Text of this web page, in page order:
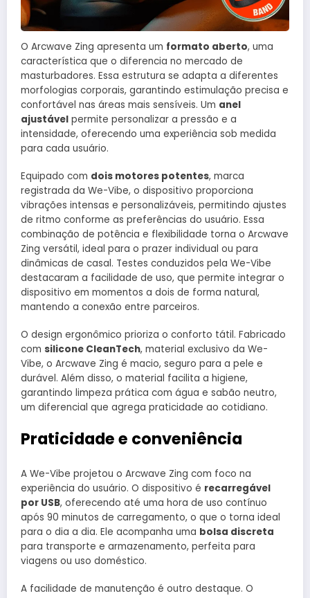
O Arcwave Zing apresenta um formato aberto, uma
característica que o diferencia no mercado de
masturbadores. Essa estrutura se adapta a diferentes
morfologias corporais, garantindo estimulação precisa e
confortável nas áreas mais sensíveis. Um anel
ajustável permite personalizar a pressão e a
intensidade, oferecendo uma experiência sob medida
para cada usuário.
Equipado com dois motores potentes, marca
registrada da We-Vibe, o dispositivo proporciona
vibrações intensas e personalizáveis, permitindo ajustes
de ritmo conforme as preferências do usuário. Essa
combinação de potência e flexibilidade torna o Arcwave
Zing versátil, ideal para o prazer individual ou para
dinâmicas de casal. Testes conduzidos pela We-Vibe
destacaram a facilidade de uso, que permite integrar o
dispositivo em momentos a dois de forma natural,
mantendo a conexão entre parceiros.
O design ergonômico prioriza o conforto tátil. Fabricado
com silicone CleanTech, material exclusivo da We-
Vibe, o Arcwave Zing é macio, seguro para a pele e
durável. Além disso, o material facilita a higiene,
garantindo limpeza prática com água e sabão neutro,
um diferencial que agrega praticidade ao cotidiano.
Praticidade e conveniência
A We-Vibe projetou o Arcwave Zing com foco na
experiência do usuário. O dispositivo é recarregável
por USB, oferecendo até uma hora de uso contínuo
após 90 minutos de carregamento, o que o torna ideal
para o dia a dia. Ele acompanha uma bolsa discreta
para transporte e armazenamento, perfeita para
viagens ou uso doméstico.
A facilidade de manutenção é outro destaque. O